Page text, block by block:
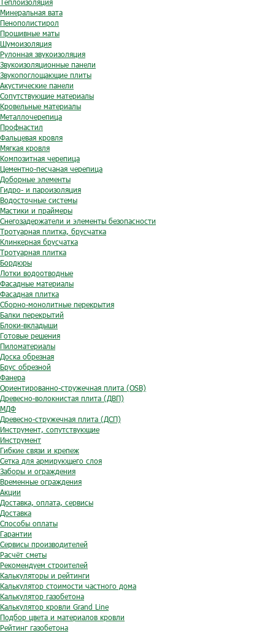
Теплоизоляция
Минеральная вата
Пенополистирол
Прошивные маты
Шумоизоляция
Рулонная звукоизоляция
Звукоизоляционные панели
Звукопоглощающие плиты
Акустические панели
Сопутствующие материалы
Кровельные материалы
Металлочерепица
Профнастил
Фальцевая кровля
Мягкая кровля
Композитная черепица
Цементно-песчаная черепица
Доборные элементы
Гидро- и пароизоляция
Водосточные системы
Мастики и праймеры
Снегозадержатели и элементы безопасности
Тротуарная плитка, брусчатка
Клинкерная брусчатка
Тротуарная плитка
Бордюры
Лотки водоотводные
Фасадные материалы
Фасадная плитка
Сборно-монолитные перекрытия
Балки перекрытий
Блоки-вкладыши
Готовые решения
Пиломатериалы
Доска обрезная
Брус обрезной
Фанера
Ориентированно-стружечная плита (OSB)
Древесно-волокнистая плита (ДВП)
МДФ
Древесно-стружечная плита (ДСП)
Инструмент, сопутствующие
Инструмент
Гибкие связи и крепеж
Сетка для армирующего слоя
Заборы и ограждения
Временные ограждения
Акции
Доставка, оплата, сервисы
Доставка
Способы оплаты
Гарантии
Сервисы производителей
Расчёт сметы
Рекомендуем строителей
Калькуляторы и рейтинги
Калькулятор стоимости частного дома
Калькулятор газобетона
Калькулятор кровли Grand Line
Подбор цвета и материалов кровли
Рейтинг газобетона